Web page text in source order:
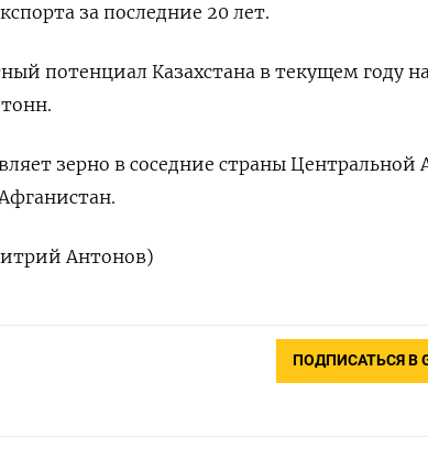
​за последние 20 лет.
потенциал Казахстана в текущем году
‌зерно в соседние страны Центральной
Антонов)
ПОДПИСАТЬСЯ В